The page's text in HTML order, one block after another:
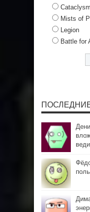
Cataclysm
Mists of
Legion
Battle for